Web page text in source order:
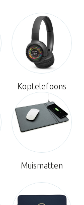
Koptelefoons
Muismatten